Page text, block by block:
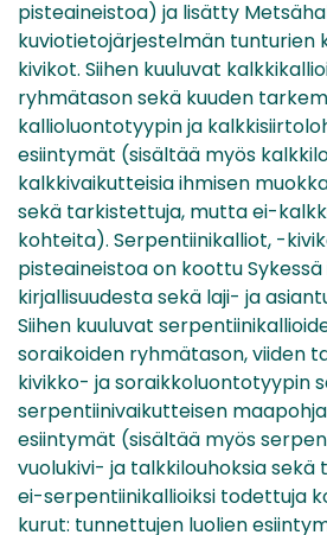
pisteaineistoa) ja lisätty
kuviotietojärjestelmän tunturien
kivikot. Siihen kuuluvat
ryhmätason sekä kuuden
kallioluontotyypin ja
esiintymät (sisältää myös
kalkkivaikutteisia ihmisen
sekä tarkistettuja, mutta ei-
kohteita). Serpentiinikalliot, -
pisteaineistoa on koottu
kirjallisuudesta sekä laji- ja
Siihen kuuluvat
soraikoiden ryhmätason, viiden
kivikko- ja soraikkoluontotyypin
serpentiinivaikutteisen
esiintymät (sisältää myös
vuolukivi- ja talkkilouhoksia
ei-serpentiinikallioiksi todettuja
kurut: tunnettujen luolien